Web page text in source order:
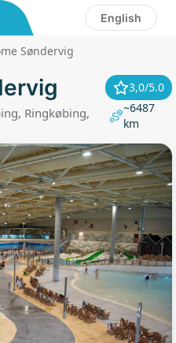
English
Søndervig
Ringkøbing,
3,0/5.0
~6487
km